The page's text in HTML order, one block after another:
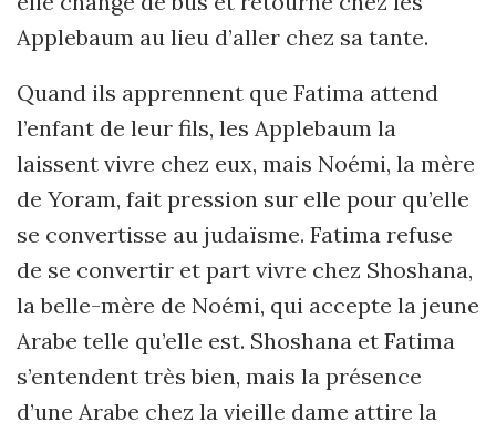
Applebaum au lieu d’aller chez sa tante.
Quand ils apprennent que Fatima attend
l’enfant de leur fils, les Applebaum la
laissent vivre chez eux, mais Noémi, la mère
de Yoram, fait pression sur elle pour qu’elle
se convertisse au judaïsme. Fatima refuse
de se convertir et part vivre chez Shoshana,
la belle-mère de Noémi, qui accepte la jeune
Arabe telle qu’elle est. Shoshana et Fatima
s’entendent très bien, mais la présence
d’une Arabe chez la vieille dame attire la